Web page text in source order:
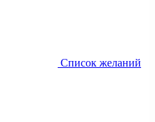
Список желаний